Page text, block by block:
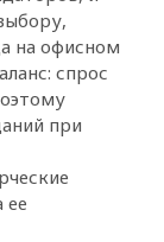
на офисном
спрос
при
ее